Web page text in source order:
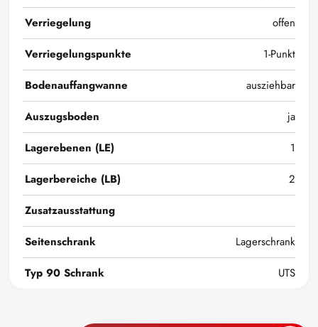
Verriegelung
offen
Verriegelungspunkte
1-Punkt
Bodenauffangwanne
ausziehbar
Auszugsboden
ja
Lagerebenen (LE)
1
Lagerbereiche (LB)
2
Zusatzausstattung
Seitenschrank
Lagerschrank
Typ 90 Schrank
UTS